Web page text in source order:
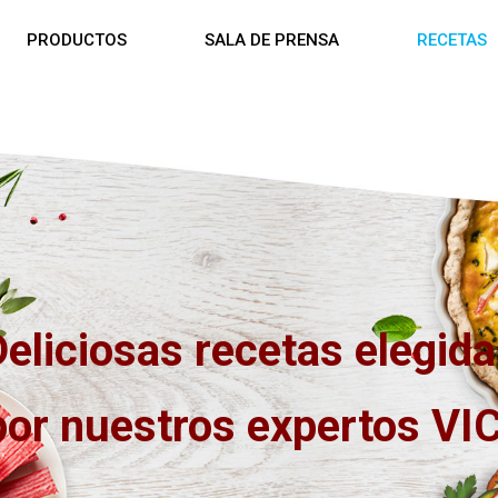
PRODUCTOS SALA DE PRENSA RECETAS
recetas
nuestros expertos